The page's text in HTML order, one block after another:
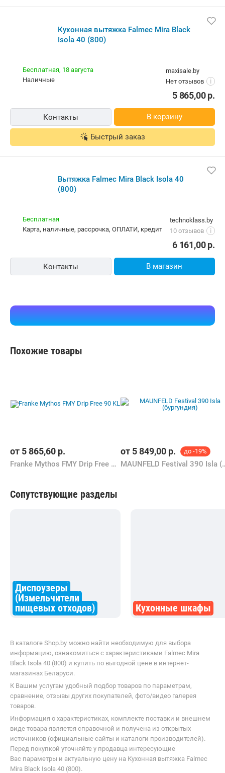
Кухонная вытяжка Falmec Mira Black
Isola 40 (800)
maxisale.by
Нет отзывов
i
Бесплатная, 18 августа
наличные
5 865,00р.
Контакты В корзину
Быстрый заказ
Вытяжка Falmec Mira Black Isola 40
(800)
technoklass.by
10 отзывов
i
Бесплатная
карта, наличные, рассрочка, ОПЛАТИ, кредит
6 161,00р.
Контакты В магазин
Похожие товары
от 5 865,60 р.
Franke Mythos FMY Drip Free 90 KL
от 5 849,00 р. до -19%
MAUNFELD
Сопутствующие разделы
Диспоузеры
(Измельчители
пищевых отходов)
Кухонные шкафы
В каталоге Shop.by можно найти необходимую для выбора
информацию, ознакомиться с характеристиками Falmec Mira
Black Isola 40 (800) и купить по выгодной цене в интернет-
магазинах Беларуси.
К Вашим услугам удобный подбор товаров по параметрам,
сравнение, отзывы других покупателей, фото/видео галерея
товаров.
Информация о характеристиках, комплекте поставки и внешнем
виде товара является справочной и получена из открытых
источников (официальные сайты и каталоги производителей).
Перед покупкой уточняйте у продавца интересующие
Вас параметры и актуальную цену на Кухонная вытяжка Falmec
Mira Black Isola 40 (800).